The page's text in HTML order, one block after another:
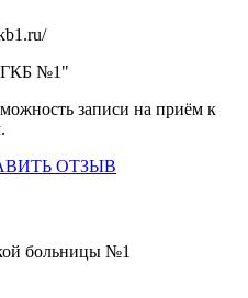
№1"
записи на приём к
ОТЗЫВ
больницы №1